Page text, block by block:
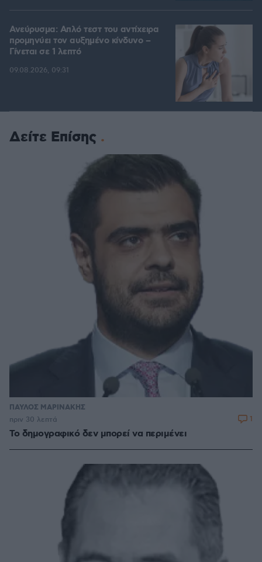
Ανεύρυσμα: Απλό τεστ του αντίχειρα
προμηνύει τον αυξημένο κίνδυνο –
Γίνεται σε 1 λεπτό
09.08.2026, 09:31
Δείτε Επίσης
ΠΑΥΛΟΣ ΜΑΡΙΝΑΚΗΣ
Το δημογραφικό δεν μπορεί να περιμένει
πριν 30 λεπτά 1